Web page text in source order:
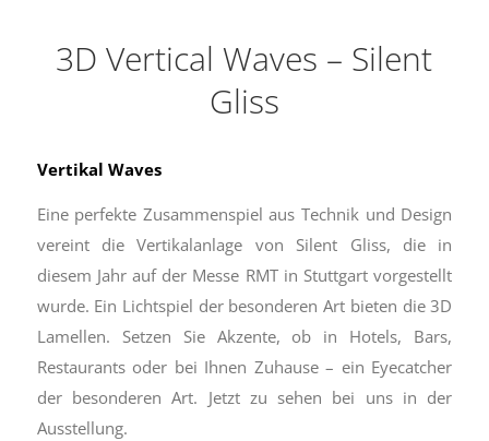
3D Vertical Waves – Silent
Gliss
Vertikal Waves
Eine perfekte Zusammenspiel aus Technik und Design
vereint die Vertikalanlage von Silent Gliss, die in
diesem Jahr auf der Messe RMT in Stuttgart vorgestellt
wurde. Ein Lichtspiel der besonderen Art bieten die 3D
Lamellen. Setzen Sie Akzente, ob in Hotels, Bars,
Restaurants oder bei Ihnen Zuhause – ein Eyecatcher
der besonderen Art. Jetzt zu sehen bei uns in der
Ausstellung.